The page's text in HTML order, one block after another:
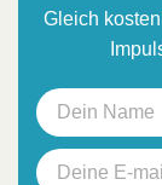
Gleich